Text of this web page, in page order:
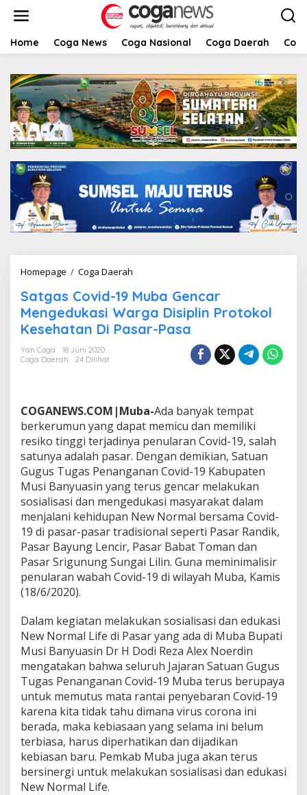
t
Home Coga News Coga Nasional Coga Daerah
Homepage / Coga Daerah
t
g
a
s
-
9
M
u
b
a
G
e
n
c
a
M
e
e
u
k
a
s
W
a
r
g
a
D
i
Satgas Covid-19 Muba Gencar
Mengedukasi Warga Disiplin Protokol
Kesehatan Di Pasar-Pasa
Yan Coga
18 Juni 2020
Coga Daerah
24 Dilihat
COGANEWS.COM|Muba-Ada banyak tempat
berkerumun yang dapat memicu dan memiliki
resiko tinggi terjadinya penularan Covid-19, salah
satunya adalah pasar. Dengan demikian, Satuan
Gugus Tugas Penanganan Covid-19 Kabupaten
Musi Banyuasin yang terus gencar melakukan
sosialisasi dan mengedukasi masyarakat dalam
menjalani kehidupan New Normal bersama Covid-
19 di pasar-pasar tradisional seperti Pasar Randik,
Pasar Bayung Lencir, Pasar Babat Toman dan
Pasar Srigunung Sungai Lilin. Guna meminimalisir
penularan wabah Covid-19 di wilayah Muba, Kamis
(18/6/2020).
Dalam kegiatan melakukan sosialisasi dan edukasi
New Normal Life di Pasar yang ada di Muba Bupati
Musi Banyuasin Dr H Dodi Reza Alex Noerdin
mengatakan bahwa seluruh Jajaran Satuan Gugus
Tugas Penanganan Covid-19 Muba terus berupaya
untuk memutus mata rantai penyebaran Covid-19
karena kita tidak tahu dimana virus corona ini
berada, maka kebiasaan yang selama ini belum
terbiasa, harus diperhatikan dan dijadikan
kebiasan baru. Pemkab Muba juga akan terus
bersinergi untuk melakukan sosialisasi dan edukasi
New Normal Life.